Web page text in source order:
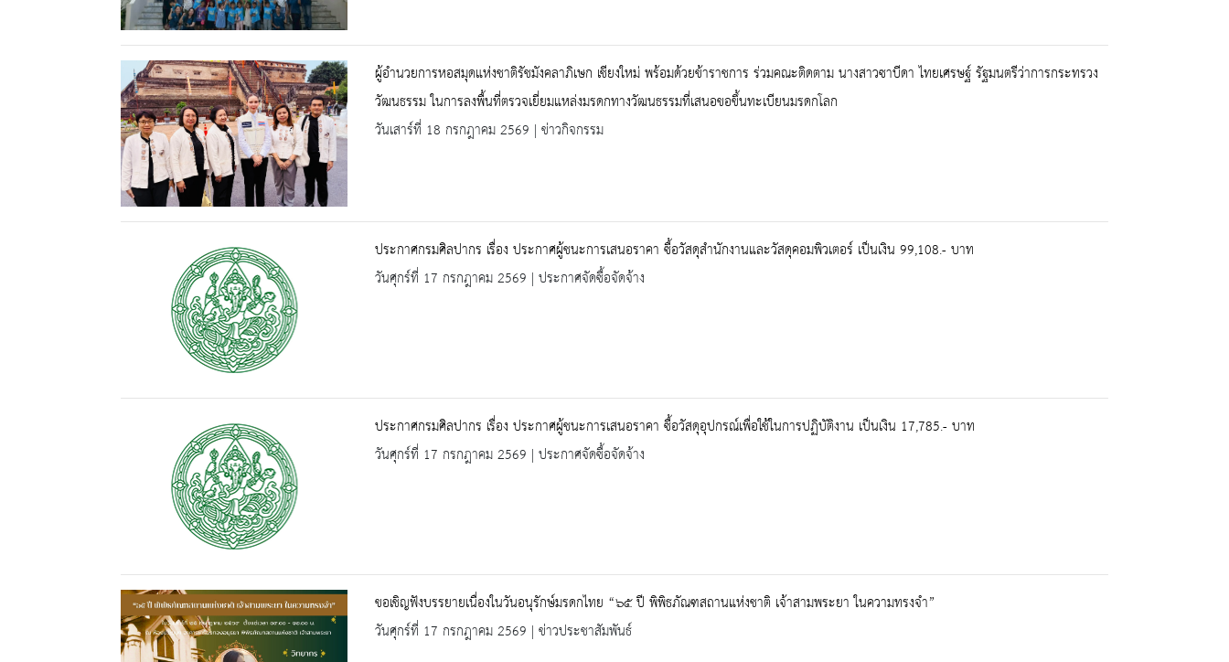
ผู้อำนวยการหอสมุดแห่งชาติรัชมังคลาภิเษก เชียงใหม่ พร้อมด้วยข้าราชการ ร่วมคณะติดตาม นางสาวซาบีดา ไทยเศรษฐ์ รัฐมนตรีว่าการกระทรวง
วัฒนธรรม ในการลงพื้นที่ตรวจเยี่ยมแหล่งมรดกทางวัฒนธรรมที่เสนอขอขึ้นทะเบียนมรดกโลก
วันเสาร์ที่ 18 กรกฎาคม 2569 | ข่าวกิจกรรม
ประกาศกรมศิลปากร เรื่อง ประกาศผู้ชนะการเสนอราคา ซื้อวัสดุสำนักงานและวัสดุคอมพิวเตอร์ เป็นเงิน 99,108.- บาท
วันศุกร์ที่ 17 กรกฎาคม 2569 | ประกาศจัดซื้อจัดจ้าง
ประกาศกรมศิลปากร เรื่อง ประกาศผู้ชนะการเสนอราคา ซื้อวัสดุอุปกรณ์เพื่อใช้ในการปฏิบัติงาน เป็นเงิน 17,785.- บาท
วันศุกร์ที่ 17 กรกฎาคม 2569 | ประกาศจัดซื้อจัดจ้าง
ขอเชิญฟังบรรยายเนื่องในวันอนุรักษ์มรดกไทย “๖๕ ปี พิพิธภัณฑสถานแห่งชาติ เจ้าสามพระยา ในความทรงจำ”
วันศุกร์ที่ 17 กรกฎาคม 2569 | ข่าวประชาสัมพันธ์